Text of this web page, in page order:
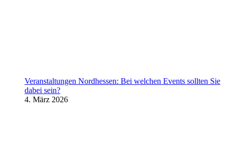
Veranstaltungen Nordhessen: Bei welchen Events sollten Sie
dabei sein?
4. März 2026